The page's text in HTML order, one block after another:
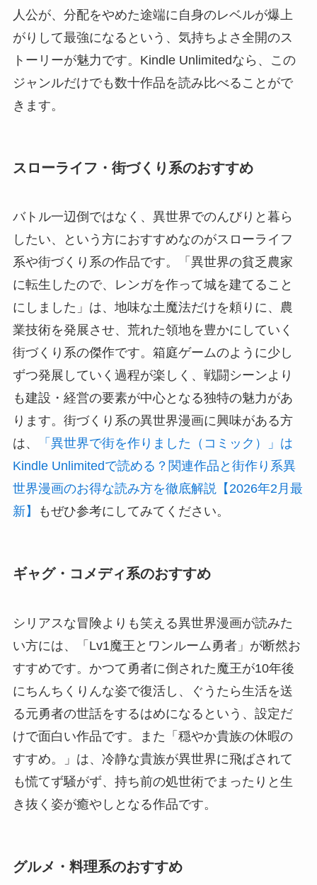
人公が、分配をやめた途端に自身のレベルが爆上
がりして最強になるという、気持ちよさ全開のス
トーリーが魅力です。Kindle Unlimitedなら、この
ジャンルだけでも数十作品を読み比べることがで
きます。
スローライフ・街づくり系のおすすめ
バトル一辺倒ではなく、異世界でのんびりと暮ら
したい、という方におすすめなのがスローライフ
系や街づくり系の作品です。「異世界の貧乏農家
に転生したので、レンガを作って城を建てること
にしました」は、地味な土魔法だけを頼りに、農
業技術を発展させ、荒れた領地を豊かにしていく
街づくり系の傑作です。箱庭ゲームのように少し
ずつ発展していく過程が楽しく、戦闘シーンより
も建設・経営の要素が中心となる独特の魅力があ
ります。街づくり系の異世界漫画に興味がある方
は、
「異世界で街を作りました（コミック）」は
Kindle Unlimitedで読める？関連作品と街作り系異
世界漫画のお得な読み方を徹底解説【2026年2月最
新】
もぜひ参考にしてみてください。
ギャグ・コメディ系のおすすめ
シリアスな冒険よりも笑える異世界漫画が読みた
い方には、「Lv1魔王とワンルーム勇者」が断然お
すすめです。かつて勇者に倒された魔王が10年後
にちんちくりんな姿で復活し、ぐうたら生活を送
る元勇者の世話をするはめになるという、設定だ
けで面白い作品です。また「穏やか貴族の休暇の
すすめ。」は、冷静な貴族が異世界に飛ばされて
も慌てず騒がず、持ち前の処世術でまったりと生
き抜く姿が癒やしとなる作品です。
グルメ・料理系のおすすめ